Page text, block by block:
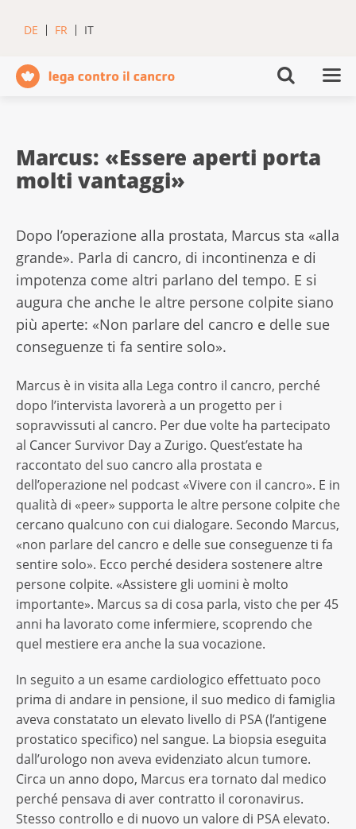
DE FR IT
Marcus: «Essere aperti porta
molti vantaggi»
Dopo l’operazione alla prostata, Marcus sta «alla
grande». Parla di cancro, di incontinenza e di
impotenza come altri parlano del tempo. E si
augura che anche le altre persone colpite siano
più aperte: «Non parlare del cancro e delle sue
conseguenze ti fa sentire solo».
Marcus è in visita alla Lega contro il cancro, perché
dopo l’intervista lavorerà a un progetto per i
sopravvissuti al cancro. Per due volte ha partecipato
al Cancer Survivor Day a Zurigo. Quest’estate ha
raccontato del suo cancro alla prostata e
dell’operazione nel podcast «Vivere con il cancro». E in
qualità di «peer» supporta le altre persone colpite che
cercano qualcuno con cui dialogare. Secondo Marcus,
«non parlare del cancro e delle sue conseguenze ti fa
sentire solo». Ecco perché desidera sostenere altre
persone colpite. «Assistere gli uomini è molto
importante». Marcus sa di cosa parla, visto che per 45
anni ha lavorato come infermiere, scoprendo che
quel mestiere era anche la sua vocazione.
In seguito a un esame cardiologico effettuato poco
prima di andare in pensione, il suo medico di famiglia
aveva constatato un elevato livello di PSA (l’antigene
prostatico specifico) nel sangue. La biopsia eseguita
dall’urologo non aveva evidenziato alcun tumore.
Circa un anno dopo, Marcus era tornato dal medico
perché pensava di aver contratto il coronavirus.
Stesso controllo e di nuovo un valore di PSA elevato.